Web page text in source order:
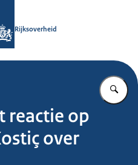
Rijksoverheid
reactie op
over